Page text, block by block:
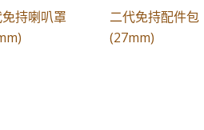
持喇叭罩
二代免持配件包
(27mm)